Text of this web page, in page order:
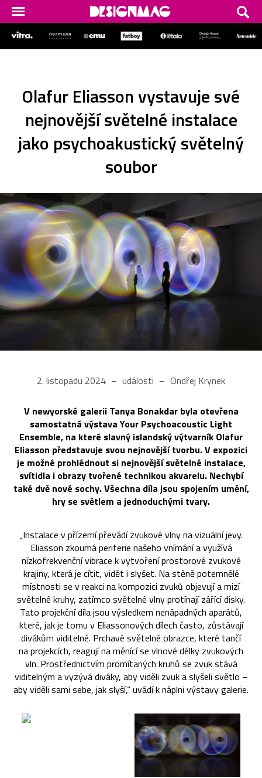
Olafur Eliasson vystavuje své
nejnovější světelné instalace
jako psychoakustický světelný
soubor
2. listopadu 2024 události Ondřej Krynek
V newyorské galerii Tanya Bonakdar byla otevřena
samostatná výstava Your Psychoacoustic Light
Ensemble, na které slavný islandský výtvarník Olafur
Eliasson představuje svou nejnovější tvorbu. V expozici
je možné prohlédnout si nejnovější světelné instalace,
svítidla i obrazy tvořené technikou akvarelu. Nechybí
také dvě nové sochy. Všechna díla jsou spojením umění,
hry se světlem a jednoduchými tvary.
„Instalace v přízemí převádí zvukové vlny na vizuální jevy.
Eliasson zkoumá periferie našeho vnímání a využívá
nízkofrekvenční vibrace k vytvoření prostorové zvukové
krajiny, která je cítit, vidět i slyšet. Na stěně potemnělé
místnosti se v reakci na kompozici zvuků objevují a mizí
světelné kruhy, zatímco světelné vlny protínají zářící disky.
Tato projekční díla jsou výsledkem nenápadných aparátů,
které, jak je tomu v Eliassonových dílech často, zůstávají
divákům viditelné. Prchavé světelné obrazce, které tančí
na projekcích, reagují na měnící se vlnové délky zvukových
vln. Prostřednictvím promítaných kruhů se zvuk stává
viditelným a vyzývá diváky, aby viděli zvuk a slyšeli světlo –
aby viděli sami sebe, jak slyší,“ uvádí k náplni výstavy galerie.